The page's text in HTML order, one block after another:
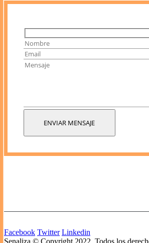
Facebook Twitter Linkedin
Senaliza © Copyright 2022. Todos los